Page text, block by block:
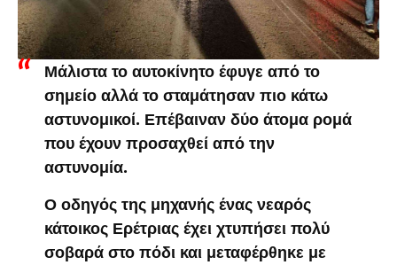
Μάλιστα το αυτοκίνητο έφυγε από το
σημείο αλλά το σταμάτησαν πιο κάτω
αστυνομικοί. Επέβαιναν δύο άτομα ρομά
που έχουν προσαχθεί από την
αστυνομία.
Ο οδηγός της μηχανής ένας νεαρός
κάτοικος Ερέτριας έχει χτυπήσει πολύ
σοβαρά στο πόδι και μεταφέρθηκε με